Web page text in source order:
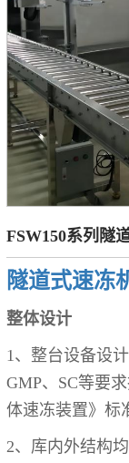
FSW150系列隧
隧道式速冻
整体设计
1、 整台设备设
GMP、SC等要
体速冻装置》标
2、 库内外结构